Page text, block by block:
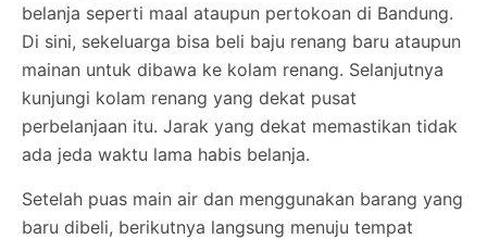
belanja seperti maal ataupun pertokoan di Bandung.
Di sini, sekeluarga bisa beli baju renang baru ataupun
mainan untuk dibawa ke kolam renang. Selanjutnya
kunjungi kolam renang yang dekat pusat
perbelanjaan itu. Jarak yang dekat memastikan tidak
ada jeda waktu lama habis belanja.
Setelah puas main air dan menggunakan barang yang
baru dibeli, berikutnya langsung menuju tempat